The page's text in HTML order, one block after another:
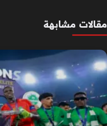
مقالات مشابهة